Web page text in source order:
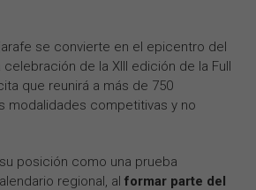
se convierte en el epicentro del
de la XIII edición de la Full
que reunirá a más de 750
modalidades competitivas y no
posición como una prueba
regional, al formar parte del